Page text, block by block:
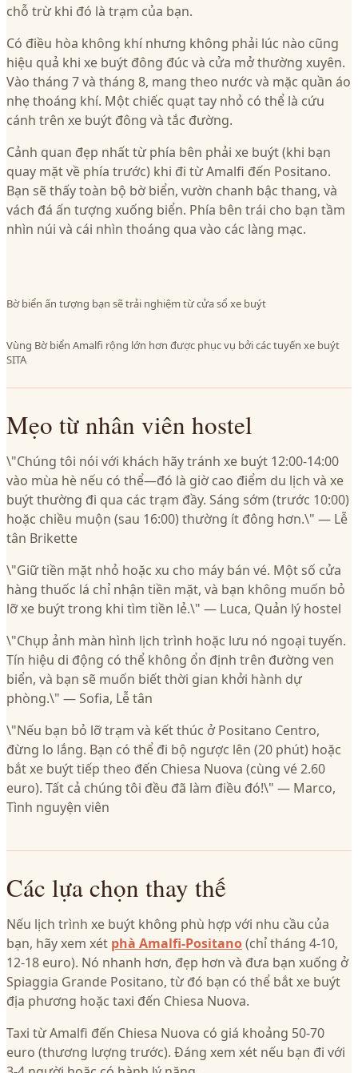
chỗ trừ khi đó là trạm của bạn.
Có điều hòa không khí nhưng không phải lúc nào cũng
hiệu quả khi xe buýt đông đúc và cửa mở thường xuyên.
Vào tháng 7 và tháng 8, mang theo nước và mặc quần áo
nhẹ thoáng khí. Một chiếc quạt tay nhỏ có thể là cứu
cánh trên xe buýt đông và tắc đường.
Cảnh quan đẹp nhất từ phía bên phải xe buýt (khi bạn
quay mặt về phía trước) khi đi từ Amalfi đến Positano.
Bạn sẽ thấy toàn bộ bờ biển, vườn chanh bậc thang, và
vách đá ấn tượng xuống biển. Phía bên trái cho bạn tầm
nhìn núi và cái nhìn thoáng qua vào các làng mạc.
Bờ biển ấn tượng bạn sẽ trải nghiệm từ cửa sổ xe buýt
Vùng Bờ biển Amalfi rộng lớn hơn được phục vụ bởi các tuyến xe buýt
SITA
Mẹo từ nhân viên hostel
\"Chúng tôi nói với khách hãy tránh xe buýt 12:00-14:00
vào mùa hè nếu có thể—đó là giờ cao điểm du lịch và xe
buýt thường đi qua các trạm đầy. Sáng sớm (trước 10:00)
hoặc chiều muộn (sau 16:00) thường ít đông hơn.\" — Lễ
tân Brikette
\"Giữ tiền mặt nhỏ hoặc xu cho máy bán vé. Một số cửa
hàng thuốc lá chỉ nhận tiền mặt, và bạn không muốn bỏ
lỡ xe buýt trong khi tìm tiền lẻ.\" — Luca, Quản lý hostel
\"Chụp ảnh màn hình lịch trình hoặc lưu nó ngoại tuyến.
Tín hiệu di động có thể không ổn định trên đường ven
biển, và bạn sẽ muốn biết thời gian khởi hành dự
phòng.\" — Sofia, Lễ tân
\"Nếu bạn bỏ lỡ trạm và kết thúc ở Positano Centro,
đừng lo lắng. Bạn có thể đi bộ ngược lên (20 phút) hoặc
bắt xe buýt tiếp theo đến Chiesa Nuova (cùng vé 2.60
euro). Tất cả chúng tôi đều đã làm điều đó!\" — Marco,
Tình nguyện viên
Các lựa chọn thay thế
Nếu lịch trình xe buýt không phù hợp với nhu cầu của
bạn, hãy xem xét phà Amalfi-Positano(chỉ tháng 4-10,
12-18 euro). Nó nhanh hơn, đẹp hơn và đưa bạn xuống ở
Spiaggia Grande Positano, từ đó bạn có thể bắt xe buýt
địa phương hoặc taxi đến Chiesa Nuova.
Taxi từ Amalfi đến Chiesa Nuova có giá khoảng 50-70
euro (thương lượng trước). Đáng xem xét nếu bạn đi với